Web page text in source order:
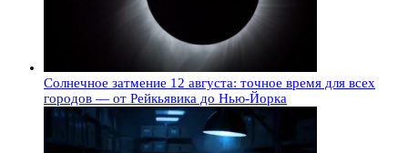
Солнечное затмение 12 августа: точное время для всех
городов — от Рейкьявика до Нью-Йорка